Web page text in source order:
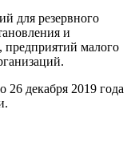
для резервного
и
предприятий малого
26 декабря 2019 года